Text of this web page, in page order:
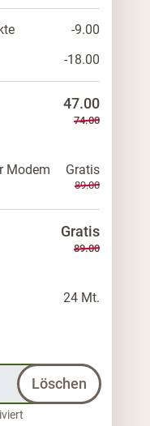
-9.00
-18.00
47.00
74.00
Modem
Gratis
89.00
Gratis
89.00
24 Mt.
Löschen